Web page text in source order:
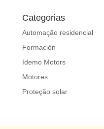
Categorias
Automação residencial
Formación
Idemo Motors
Motores
Proteção solar